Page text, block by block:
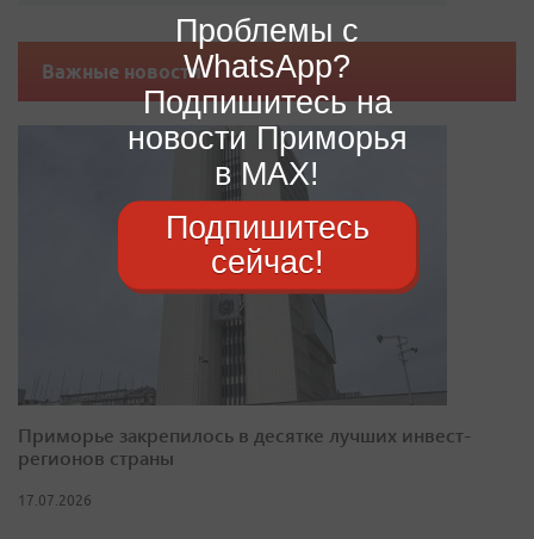
Важные новости
Приморье закрепилось в десятке лучших инвест-
регионов страны
17.07.2026
Проблемы с
WhatsApp?
Подпишитесь на
новости Приморья
в MAX!
Подпишитесь
сейчас!